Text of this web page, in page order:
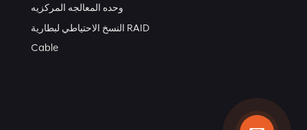
وحده المعالجه المركزيه
النسخ الاحتياطي لبطارية RAID
Cable